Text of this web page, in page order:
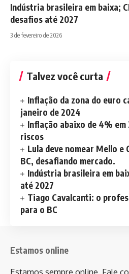
Indústria brasileira em baixa;
desafios até 2027
3 de fevereiro de 2026
Talvez você curta
Inflação da zona do euro
janeiro de 2024
Inflação abaixo de 4%
riscos
Lula deve nomear Mello e
BC, desafiando mercado.
Indústria brasileira em
até 2027
Tiago Cavalcanti: o
para o BC
Estamos online
Estamos sempre online. Fale